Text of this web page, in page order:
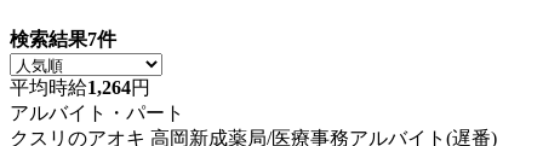
検索結果7件
平均時給1,264円
アルバイト・パート
クスリのアオキ 高岡新成薬局/医療事務アルバイト(遅番)